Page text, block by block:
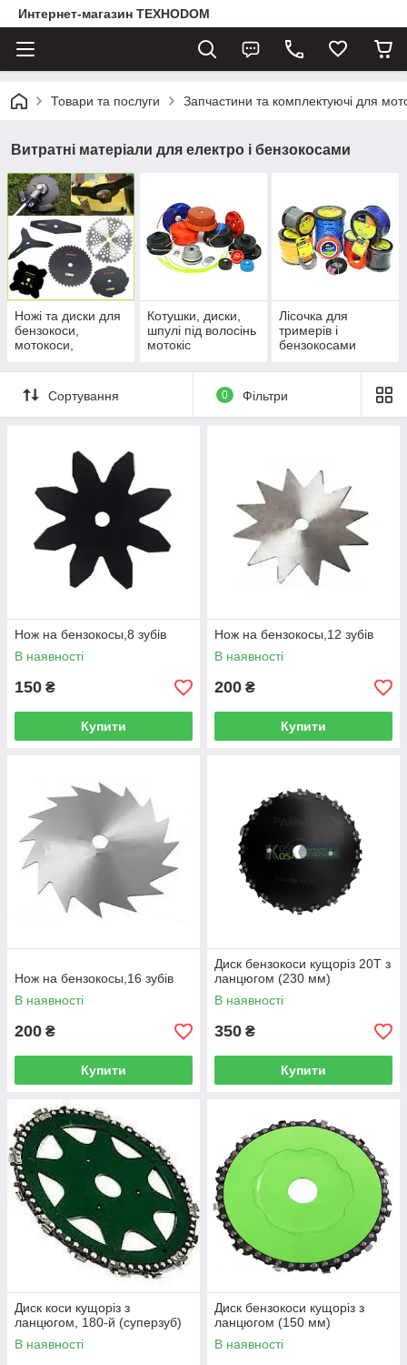
Интернет-магазин ТЕХНОDOM
Товари та послуги Запчастини та комплектуючі для
Витратні матеріали для електро і бензокосами
Ножі та диски для
бензокоси,
мотокоси,
Котушки, диски,
шпулі під волосінь
мотокіс
Лісочка для
тримерів і
бензокосами
Сортування 0 Фільтри
Нож на бензокосы,8 зубів
В наявності
150 ₴
Купити
Нож на бензокосы,12 зубів
В наявності
200 ₴
Купити
Нож на бензокосы,16 зубів
В наявності
200 ₴
Купити
Диск бензокоси кущоріз 20T з
ланцюгом (230 мм)
В наявності
350 ₴
Купити
Диск коси кущоріз з
ланцюгом, 180-й (суперзуб)
В наявності
Диск бензокоси кущоріз з
ланцюгом (150 мм)
В наявності